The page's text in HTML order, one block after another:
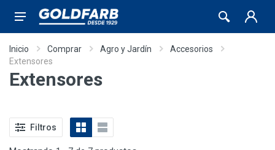
Inicio Comprar Agro y Jardín
Accesorios
Extensores
Extensores
Filtros